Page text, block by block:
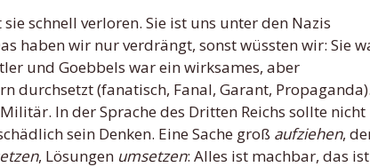
schnell verloren. Sie ist uns unter den Nazis
haben wir nur verdrängt, sonst wüssten wir: Sie
und Goebbels war ein wirksames, aber
durchsetzt (fanatisch, Fanal, Garant, Propaganda).
In der Sprache des Dritten Reichs sollte nicht
sein Denken. Eine Sache groß aufziehen,
, Lösungen umsetzen: Alles ist machbar, das ist